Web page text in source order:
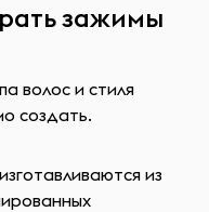
зажимы
волос и стиля
создать.
из